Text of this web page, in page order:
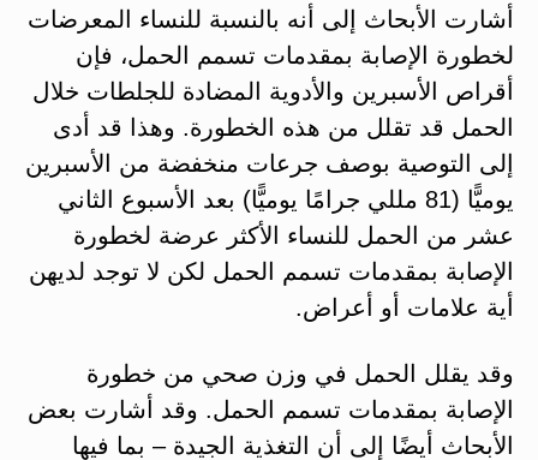
أشارت الأبحاث إلى أنه بالنسبة للنساء المعرضات
لخطورة الإصابة بمقدمات تسمم الحمل، فإن
أقراص الأسبرين والأدوية المضادة للجلطات خلال
الحمل قد تقلل من هذه الخطورة. وهذا قد أدى
إلى التوصية بوصف جرعات منخفضة من الأسبرين
يوميًّا (81 مللي جرامًا يوميًّا) بعد الأسبوع الثاني
عشر من الحمل للنساء الأكثر عرضة لخطورة
الإصابة بمقدمات تسمم الحمل لكن لا توجد لديهن
أية علامات أو أعراض.
وقد يقلل الحمل في وزن صحي من خطورة
الإصابة بمقدمات تسمم الحمل. وقد أشارت بعض
الأبحاث أيضًا إلى أن التغذية الجيدة – بما فيها